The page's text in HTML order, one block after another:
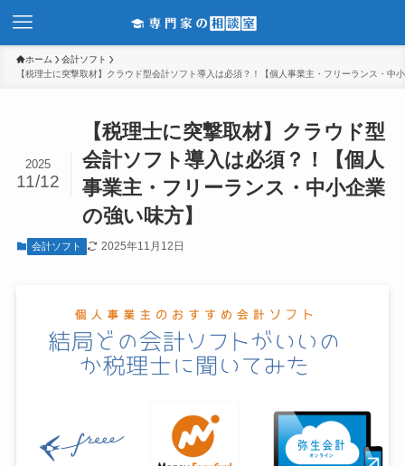
ホーム
会計ソフト
【税理士に突撃取材】クラウド型会計ソフト導入は必須？！【個人事業主・フリーランス・中
【税理士に突撃取材】クラウド型
会計ソフト導入は必須？！【個人
事業主・フリーランス・中小企業
の強い味方】
2025
11/12
会計ソフト 2025年11月12日